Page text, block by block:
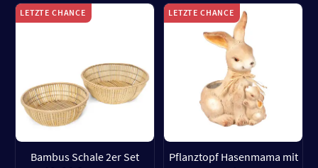
LETZTE CHANCE
Bambus Schale 2er Set
LETZTE CHANCE
Pflanztopf Hasenmama mit